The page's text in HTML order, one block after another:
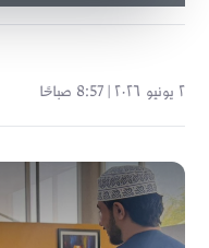
٢ يونيو ٢٠٢٦ | 8:57 صباحًا